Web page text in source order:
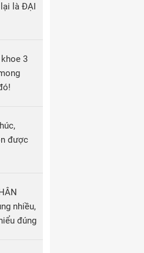
là ĐẠI
3
được
nhiều,
đúng